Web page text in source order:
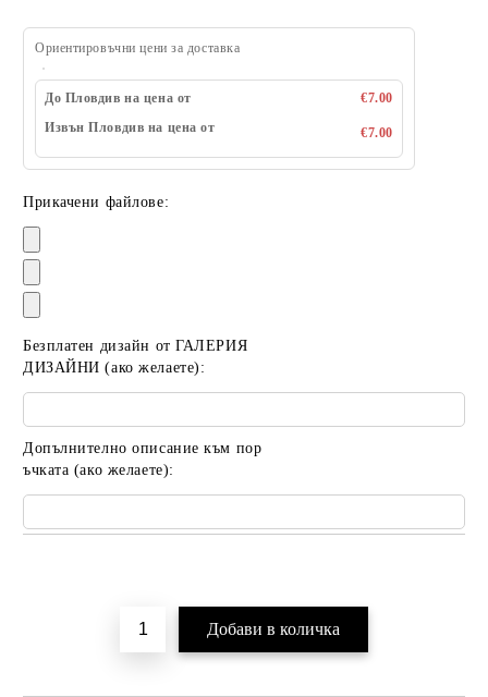
Ориентировъчни цени за доставка
До Пловдив на цена от
€7.00
Извън Пловдив на цена от
€7.00
Прикачени файлове:
Безплатен дизайн от ГАЛЕРИЯ
ДИЗАЙНИ (ако желаете):
Допълнително описание към пор
ъчката (ако желаете):